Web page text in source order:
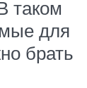
таком
для
брать